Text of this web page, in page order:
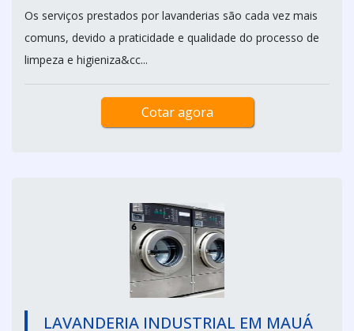
Os serviços prestados por lavanderias são cada vez mais
comuns, devido a praticidade e qualidade do processo de
limpeza e higieniza&cc...
Cotar agora
LAVANDERIA INDUSTRIAL EM MAUÁ